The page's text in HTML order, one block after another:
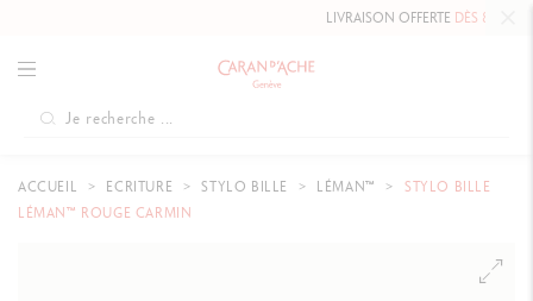
LIVRAISON OFFERTEDÈS 80 CHF.
ACCUEIL ECRITURE STYLO BILLE LÉMAN™
STYLO BILLE
LÉMAN™ ROUGE CARMIN